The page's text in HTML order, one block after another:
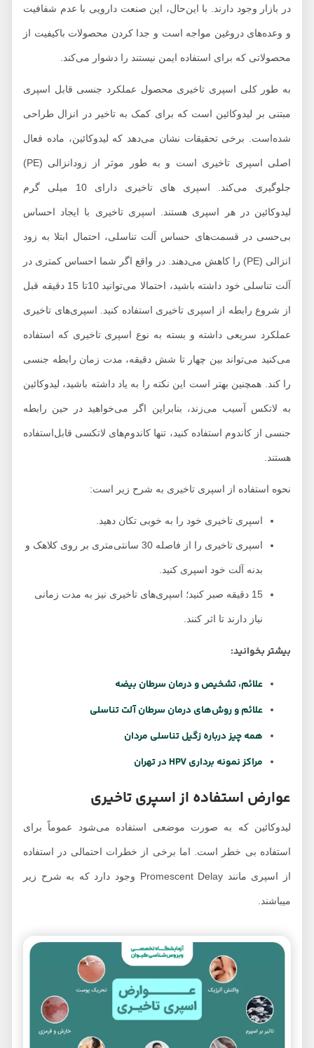
در بازار وجود دارند. با این‌حال، این صنعت دارویی با عدم شفافیت
و وعده‌های دروغین مواجه است و جدا کردن محصولات باکیفیت از
محصولاتی که برای استفاده ایمن نیستند را دشوار می‌کند.
به طور کلی اسپری تاخیری محصول عملکرد جنسی قابل اسپری
مبتنی بر لیدوکائین است که برای کمک به تاخیر در انزال طراحی
شده‌است. برخی تحقیقات نشان می‌دهد که لیدوکائین، ماده فعال
جلوگیری می‌کند. اسپری های تاخیری دارای 10 میلی گرم
لیدوکائین در هر اسپری هستند. اسپری تاخیری با ایجاد احساس
بی‌حسی در قسمت‌های حساس آلت تناسلی، احتمال ابتلا به زود
انزالی (PE) را کاهش می‌دهند. در واقع اگر شما احساس کمتری در
آلت تناسلی خود داشته باشید، احتمالا می‌توانید 10تا 15 دقیقه قبل
از شروع رابطه از اسپری تاخیری استفاده کنید. اسپری‌های تاخیری
عملکرد سریعی داشته و بسته به نوع اسپری تاخیری که استفاده
می‌کنید می‌تواند بین چهار تا شش دقیقه، مدت زمان رابطه جنسی
را کند. همچنین بهتر است این نکته را به یاد داشته باشید، لیدوکائین
به لاتکس آسیب می‌زند، بنابراین اگر می‌خواهید در حین رابطه
جنسی از کاندوم‌ استفاده کنید، تنها کاندوم‌های لاتکسی قابل‌استفاده
هستند.
نحوه استفاده از اسپری تاخیری به شرح زیر است:
اسپری تاخیری خود را به خوبی تکان دهید.
اسپری تاخیری را از فاصله 30 سانتی‌متری بر روی کلاهک و
بدنه آلت خود اسپری کنید.
15 دقیقه صبر کنید؛ اسپری‌های تاخیری نیز به مدت زمانی
نیاز دارند تا اثر کنند.
بیشتر بخوانید:
علائم، تشخیص و درمان سرطان بیضه
علائم و روش‌های درمان سرطان آلت تناسلی
همه چیز درباره زگیل تناسلی مردان
مراکز نمونه برداری HPV در تهران
عوارض استفاده از اسپری تاخیری
لیدوکائین که به صورت موضعی استفاده می‌شود عموماً برای
استفاده بی خطر است. اما برخی از خطرات احتمالی در استفاده
از اسپری مانند Promescent Delay وجود دارد که به شرح زیر
میباشند.